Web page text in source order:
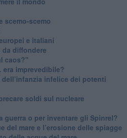
scemo-scemo
e italiani
da diffondere
caos?"
imprevedibile?
infelice dei potenti
soldi sul nucleare
guerra o per inventare gli Spinrel?
del mare e l’erosione delle spiagge